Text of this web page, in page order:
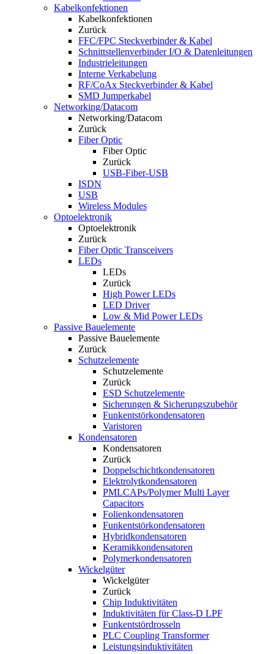
Kabelkonfektionen
Kabelkonfektionen
Zurück
FFC/FPC Steckverbinder & Kabel
Schnittstellenverbinder I/O & Datenleitungen
Industrieleitungen
Interne Verkabelung
RF/CoAx Steckverbinder & Kabel
SMD Jumperkabel
Networking/Datacom
Networking/Datacom
Zurück
Fiber Optic
Fiber Optic
Zurück
USB-Fiber-USB
ISDN
USB
Wireless Modules
Optoelektronik
Optoelektronik
Zurück
Fiber Optic Transceivers
LEDs
LEDs
Zurück
High Power LEDs
LED Driver
Low & Mid Power LEDs
Passive Bauelemente
Passive Bauelemente
Zurück
Schutzelemente
Schutzelemente
Zurück
ESD Schutzelemente
Sicherungen & Sicherungszubehör
Funkentstörkondensatoren
Varistoren
Kondensatoren
Kondensatoren
Zurück
Doppelschichtkondensatoren
Elektrolytkondensatoren
PMLCAPs/Polymer Multi Layer
Capacitors
Folienkondensatoren
Funkentstörkondensatoren
Hybridkondensatoren
Keramikkondensatoren
Polymerkondensatoren
Wickelgüter
Wickelgüter
Zurück
Chip Induktivitäten
Induktivitäten für Class-D LPF
Funkentstördrosseln
PLC Coupling Transformer
Leistungsinduktivitäten